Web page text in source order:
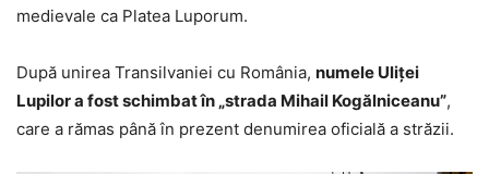
medievale ca Platea Luporum.
După unirea Transilvaniei cu România, numele Uliţei
Lupilor a fost schimbat în „strada Mihail Kogălniceanu”,
care a rămas până în prezent denumirea oficială a străzii.